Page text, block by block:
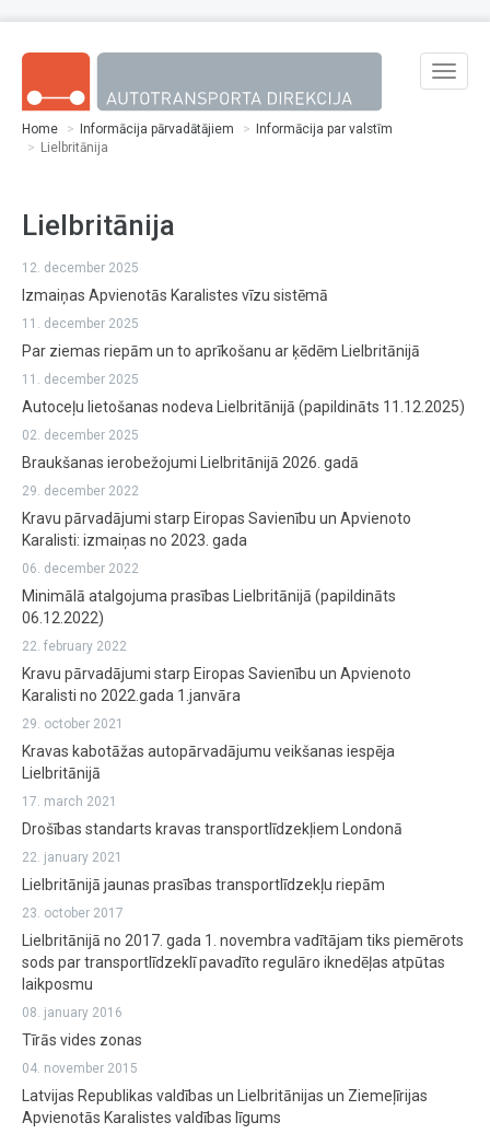
Toggle
Home Informācija pārvadātājiem
Informācija par valstīm
Lielbritānija
Lielbritānija
12. december 2025
Izmaiņas Apvienotās Karalistes vīzu sistēmā
11. december 2025
Par ziemas riepām un to aprīkošanu ar ķēdēm Lielbritānijā
11. december 2025
Autoceļu lietošanas nodeva Lielbritānijā (papildināts 11.12.2025)
02. december 2025
Braukšanas ierobežojumi Lielbritānijā 2026. gadā
29. december 2022
Kravu pārvadājumi starp Eiropas Savienību un Apvienoto
Karalisti: izmaiņas no 2023. gada
06. december 2022
Minimālā atalgojuma prasības Lielbritānijā (papildināts
06.12.2022)
22. february 2022
Kravu pārvadājumi starp Eiropas Savienību un Apvienoto
Karalisti no 2022.gada 1.janvāra
29. october 2021
Kravas kabotāžas autopārvadājumu veikšanas iespēja
Lielbritānijā
17. march 2021
Drošības standarts kravas transportlīdzekļiem Londonā
22. january 2021
Lielbritānijā jaunas prasības transportlīdzekļu riepām
23. october 2017
Lielbritānijā no 2017. gada 1. novembra vadītājam tiks piemērots
sods par transportlīdzeklī pavadīto regulāro iknedēļas atpūtas
laikposmu
08. january 2016
Tīrās vides zonas
04. november 2015
Latvijas Republikas valdības un Lielbritānijas un Ziemeļīrijas
Apvienotās Karalistes valdības līgums